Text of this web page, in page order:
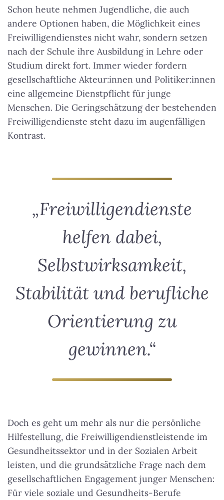
Schon heute nehmen Jugendliche, die auch
andere Optionen haben, die Möglichkeit eines
Freiwilligendienstes nicht wahr, sondern setzen
nach der Schule ihre Ausbildung in Lehre oder
Studium direkt fort. Immer wieder fordern
gesellschaftliche Akteur:innen und Politiker:innen
eine allgemeine Dienstpflicht für junge
Menschen. Die Geringschätzung der bestehenden
Freiwilligendienste steht dazu im augenfälligen
Kontrast.
„Freiwilligendienste
helfen dabei,
Selbstwirksamkeit,
Stabilität und berufliche
Orientierung zu
gewinnen.“
Doch es geht um mehr als nur die persönliche
Hilfestellung, die Freiwilligendienstleistende im
Gesundheitssektor und in der Sozialen Arbeit
leisten, und die grundsätzliche Frage nach dem
gesellschaftlichen Engagement junger Menschen:
Für viele soziale und Gesundheits-Berufe